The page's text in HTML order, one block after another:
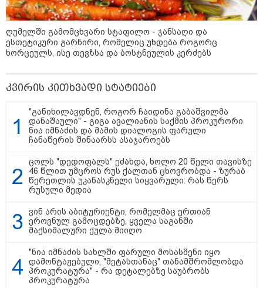
"არის პოლარიზაციის კიდევ უფრო
გაღრმავების საფრთხე და ...“
პირველად ვისთვის მეთქვა, ვის
ახლა გითხარით“
"ეს უზნეო გზა
ხელისუფლებისთვის ცუდად
ღუმელში გამომცხვარი სტაფილო - ჯანსაღი და
ესთეტიკური გარნირი, რომელიც უხდება როგორც
ხორცეულს, ისე თევზსა და ბოსტნეულის კერძებს
კვირის კითხვადი სტატიები
"განიხილავდნენ, როგორ ჩაიდინა გაბაშვილმა
დანაშაული" - გიგა ავალიანის საქმის პროკურორი
ნია იმნაძის და მამის დიალოგის ფარული
ჩანაწერის შინაარსს ასაჯაროებს
ცოლს "დედოფალს" ეძახდა, ხოლო 20 წელი თავისზე
46 წლით უმცროს რუს ქალთან ცხოვრობდა - ზურაბ
წერეთლის უკანასკნელი სიყვარული: რას წერს
რუსული მედია
ვინ არის აბიტურიენტი, რომელმაც ერთიან
ეროვნულ გამოცდებზე, ყველა საგანში
მაქსიმალური ქულა მიიღო
"ნია იმნაძის სახლში ფარული მოსასმენი იყო
დამონტაჟებული, "მეტასთანაც" თანამშრომლობდა
პროკურატურა" - რა დეტალებზე საუბრობს
პროკურატურა